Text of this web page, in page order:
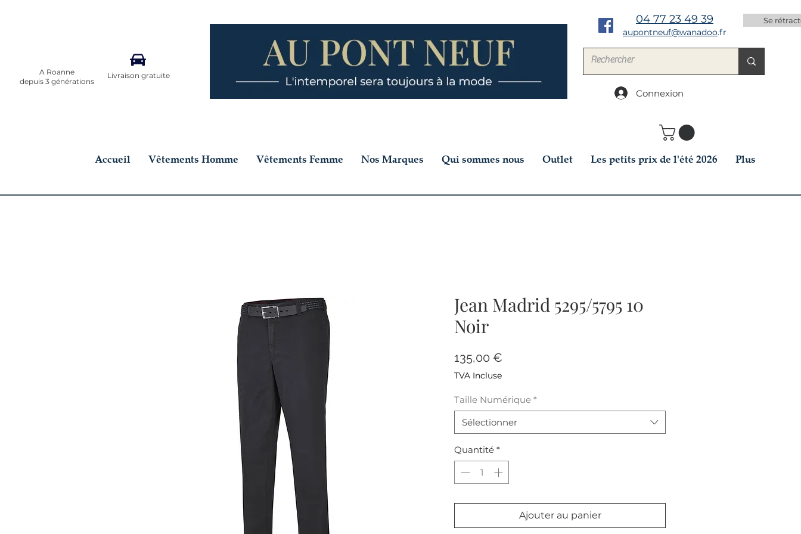
A Roanne
depuis 3 générations
Livraison gratuite
04 77 23 49 39
aupontneuf@wanadoo.fr
Se
Connexion
Accueil Vêtements Homme Vêtements Femme Nos Marques Qui sommes nous Outlet Les petits prix de l'été 2026 Plus
Jean Madrid 5295/5795 10
Noir
135,00 €
TVA Incluse
Taille Numérique *
Sélectionner
Quantité *
Ajouter au panier